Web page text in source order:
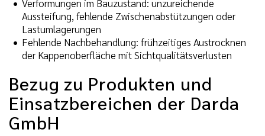
Verformungen im Bauzustand: unzureichende
Aussteifung, fehlende Zwischenabstützungen oder
Lastumlagerungen
Fehlende Nachbehandlung: frühzeitiges Austrocknen
der Kappenoberfläche mit Sichtqualitätsverlusten
Bezug zu Produkten und
Einsatzbereichen der Darda
GmbH